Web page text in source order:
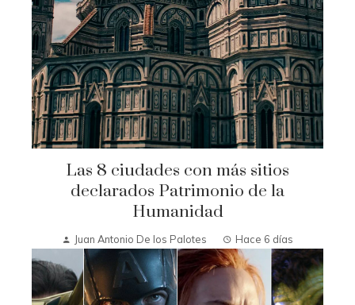
Las 8 ciudades con más sitios
declarados Patrimonio de la
Humanidad
Juan Antonio De los Palotes Hace 6 días